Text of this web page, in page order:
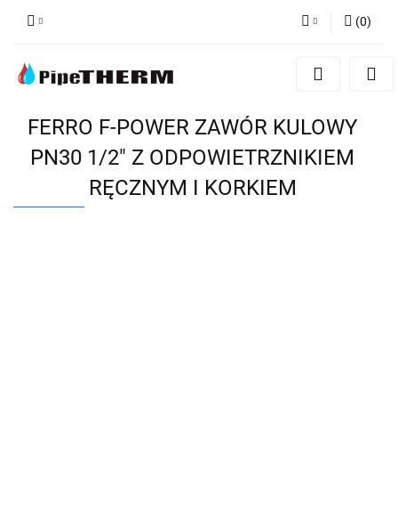
Zaloguj się
Dodaj zgłoszenie
(0)
FERRO F-POWER ZAWÓR KULOWY
PN30 1/2" Z ODPOWIETRZNIKIEM
RĘCZNYM I KORKIEM